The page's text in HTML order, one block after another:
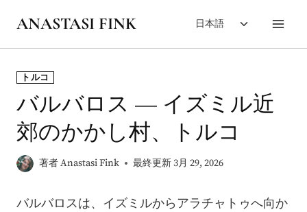
を
ANASTASI FINK 日本語
子
ニ
を
トルコ
バルバロス — イズミル近
郊のかかし村、トルコ
著者Anastasi Fink 最終更新3月 29, 2026
バルバロスは、イズミルからアラチャトゥへ向か